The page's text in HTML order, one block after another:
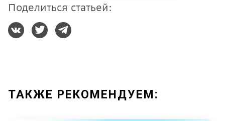
Поделиться статьей:
ТАКЖЕ РЕКОМЕНДУЕМ: